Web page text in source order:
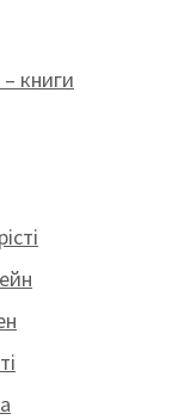
книги